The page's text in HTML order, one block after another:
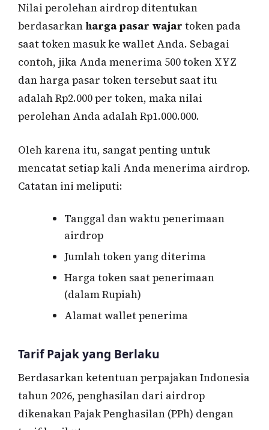
Nilai perolehan airdrop ditentukan
berdasarkanharga pasar wajar token pada
saat token masuk ke wallet Anda. Sebagai
contoh, jika Anda menerima 500 token XYZ
dan harga pasar token tersebut saat itu
adalah Rp2.000 per token, maka nilai
perolehan Anda adalah Rp1.000.000.
Oleh karena itu, sangat penting untuk
mencatat setiap kali Anda menerima airdrop.
Catatan ini meliputi:
Tanggal dan waktu penerimaan
airdrop
Jumlah token yang diterima
Harga token saat penerimaan
(dalam Rupiah)
Alamat wallet penerima
Tarif Pajak yang Berlaku
Berdasarkan ketentuan perpajakan Indonesia
tahun 2026, penghasilan dari airdrop
dikenakan Pajak Penghasilan (PPh) dengan